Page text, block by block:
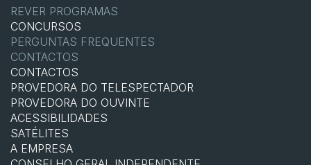
REVER PROGRAMAS
CONCURSOS
PERGUNTAS FREQUENTES
CONTACTOS
CONTACTOS
PROVEDORA DO TELESPECTADOR
PROVEDORA DO OUVINTE
ACESSIBILIDADES
SATÉLITES
A EMPRESA